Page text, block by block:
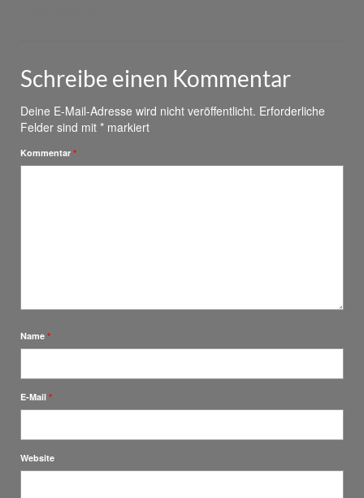
Schreibe einen Kommentar
Deine E-Mail-Adresse wird nicht veröffentlicht. Erforderliche
Felder sind mit * markiert
Kommentar *
Name *
E-Mail *
Website